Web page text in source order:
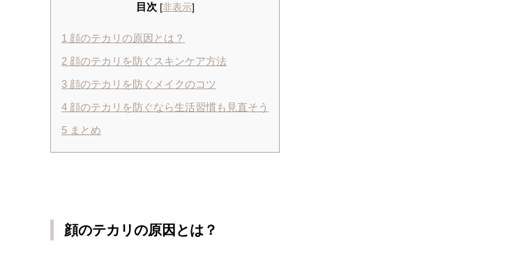
目次 [非表示]
1 顔のテカリの原因とは？
2 顔のテカリを防ぐスキンケア方法
3 顔のテカリを防ぐメイクのコツ
4 顔のテカリを防ぐなら生活習慣も見直そう
5 まとめ
顔のテカリの原因とは？